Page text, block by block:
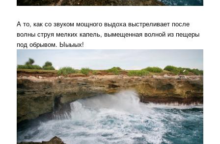
А то, как со звуком мощного выдоха выстреливает после
волны струя мелких капель, вымещенная волной из пещеры
под обрывом. Ыыыых!